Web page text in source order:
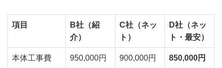
項目
B社（紹
介）
C社（ネッ
ト）
D社（ネッ
ト・最安）
本体工事費 950,000円 900,000円 850,000円